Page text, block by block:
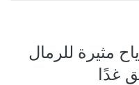
مثيرة للرمال
غدًا